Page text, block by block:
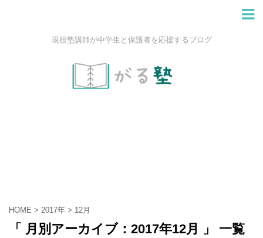
現役塾講師が中学生と保護者を応援するブログ
HOME > 2017年 > 12月
「 月別アーカイブ：2017年12月 」 一覧